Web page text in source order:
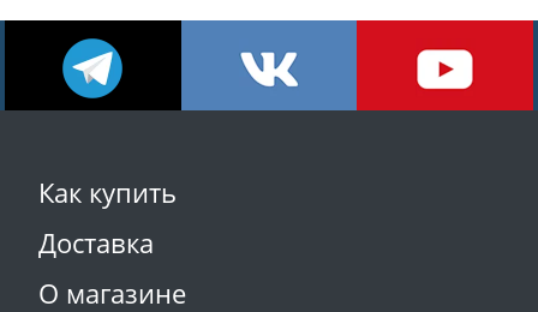
Как купить
Доставка
О магазине